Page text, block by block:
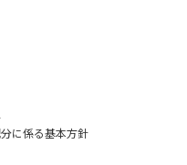
に係る基本方針